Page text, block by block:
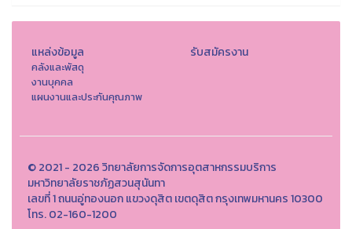
แหล่งข้อมูล
คลังและพัสดุ
งานบุคคล
แผนงานและประกันคุณภาพ
รับสมัครงาน
© 2021 - 2026 วิทยาลัยการจัดการอุตสาหกรรมบริการ
มหาวิทยาลัยราชภัฏสวนสุนันทา
เลขที่ 1 ถนนอู่ทองนอก แขวงดุสิต เขตดุสิต กรุงเทพมหานคร 10300
โทร. 02-160-1200